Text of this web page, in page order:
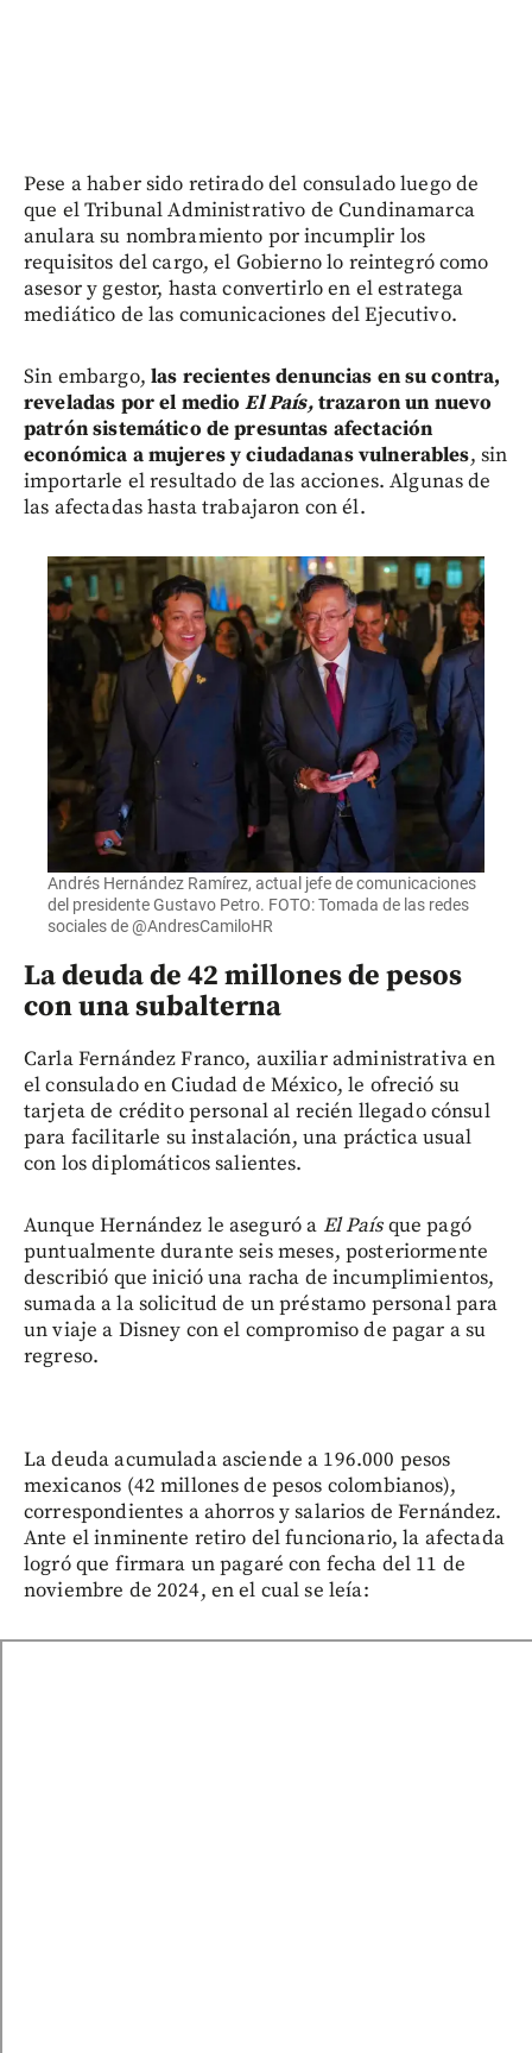
Pese a haber sido retirado del consulado luego de
que el Tribunal Administrativo de Cundinamarca
anulara su nombramiento por incumplir los
requisitos del cargo, el Gobierno lo reintegró como
asesor y gestor, hasta convertirlo en el estratega
mediático de las comunicaciones del Ejecutivo.
Sin embargo, las recientes denuncias en su contra,
reveladas por el medioEl País,trazaron un nuevo
patrón sistemático de presuntas afectación
económica a mujeres y ciudadanas vulnerables, sin
importarle el resultado de las acciones. Algunas de
las afectadas hasta trabajaron con él.
Andrés Hernández Ramírez, actual jefe de comunicaciones
del presidente Gustavo Petro. FOTO: Tomada de las redes
sociales de @AndresCamiloHR
La deuda de 42 millones de pesos
con una subalterna
Carla Fernández Franco, auxiliar administrativa en
el consulado en Ciudad de México, le ofreció su
tarjeta de crédito personal al recién llegado cónsul
para facilitarle su instalación, una práctica usual
con los diplomáticos salientes.
Aunque Hernández le aseguró a El Paísque pagó
puntualmente durante seis meses, posteriormente
describió que inició una racha de incumplimientos,
sumada a la solicitud de un préstamo personal para
un viaje a Disney con el compromiso de pagar a su
regreso.
La deuda acumulada asciende a 196.000 pesos
mexicanos (42 millones de pesos colombianos),
correspondientes a ahorros y salarios de Fernández.
Ante el inminente retiro del funcionario, la afectada
logró que firmara un pagaré con fecha del 11 de
noviembre de 2024, en el cual se leía: